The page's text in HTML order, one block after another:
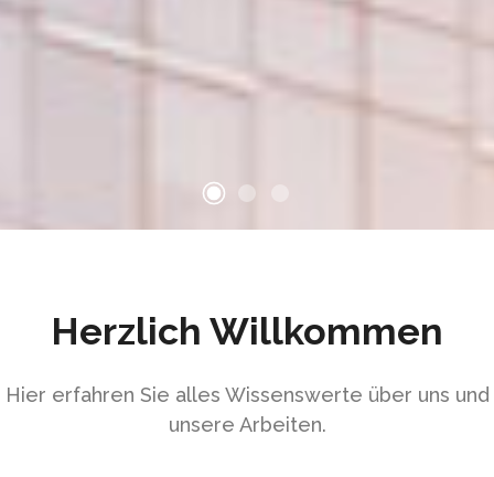
Herzlich Willkommen
Hier erfahren Sie alles Wissenswerte über uns und
unsere Arbeiten.